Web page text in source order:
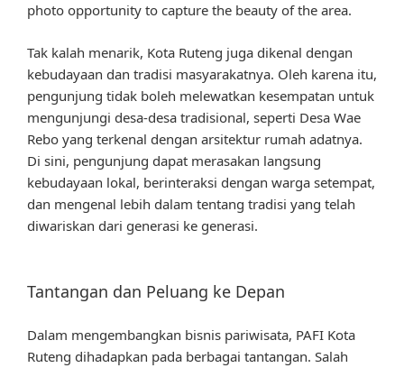
photo opportunity to capture the beauty of the area.
Tak kalah menarik, Kota Ruteng juga dikenal dengan
kebudayaan dan tradisi masyarakatnya. Oleh karena itu,
pengunjung tidak boleh melewatkan kesempatan untuk
mengunjungi desa-desa tradisional, seperti Desa Wae
Rebo yang terkenal dengan arsitektur rumah adatnya.
Di sini, pengunjung dapat merasakan langsung
kebudayaan lokal, berinteraksi dengan warga setempat,
dan mengenal lebih dalam tentang tradisi yang telah
diwariskan dari generasi ke generasi.
Tantangan dan Peluang ke Depan
Dalam mengembangkan bisnis pariwisata, PAFI Kota
Ruteng dihadapkan pada berbagai tantangan. Salah